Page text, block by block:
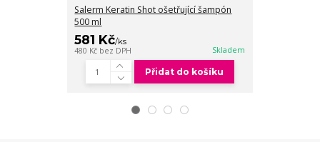
Salerm Keratin Shot ošetřující šampón
500 ml
581 Kč/ks
480 Kč bez DPH Skladem
Přidat do košíku